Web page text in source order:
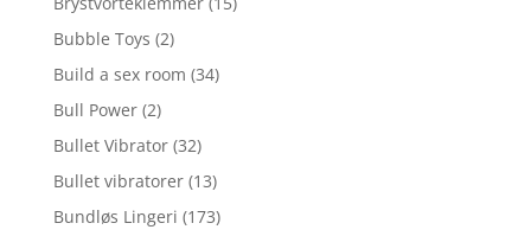
Bubble Toys (2)
Build a sex room (34)
Bull Power (2)
Bullet Vibrator (32)
Bullet vibratorer (13)
Bundløs Lingeri (173)